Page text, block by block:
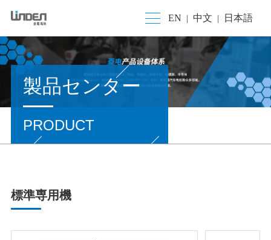
EN 中文 日本語
製品センター
PRODUCT
標準専用機